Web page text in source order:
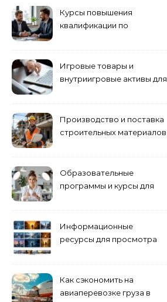
Курсы повышения
квалификации по
Игровые товары и
внутриигровые активы для
приобретения
Производство и поставка
строительных материалов
Образовательные
программы и курсы для
Информационные
ресурсы для просмотра
Как сэкономить на
авиаперевозке груза в